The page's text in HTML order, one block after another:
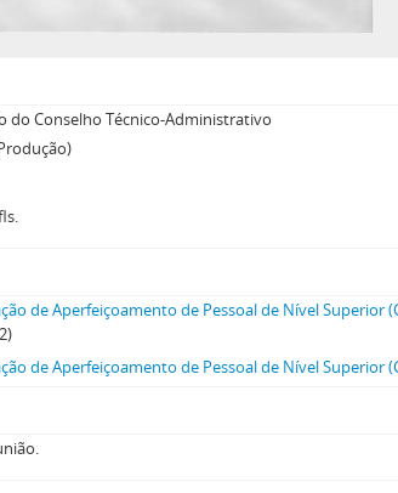
do Conselho Técnico-Administrativo
de Aperfeiçoamento de Pessoal de Nível Superior
de Aperfeiçoamento de Pessoal de Nível Superior